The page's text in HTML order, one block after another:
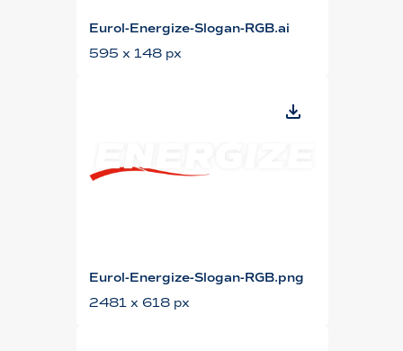
Eurol-Energize-Slogan-RGB.ai
595 x 148 px
Eurol-Energize-Slogan-RGB.png
2481 x 618 px